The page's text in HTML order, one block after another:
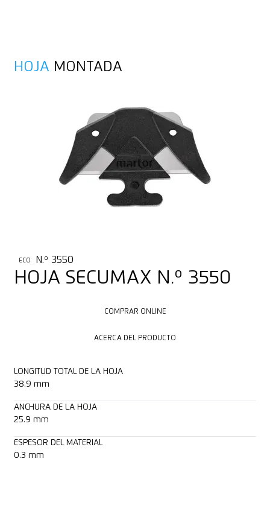
HOJA MONTADA
ECO N.º 3550
HOJA SECUMAX N.º 3550
COMPRAR ONLINE
ACERCA DEL PRODUCTO
LONGITUD TOTAL DE LA HOJA
38.9 mm
ANCHURA DE LA HOJA
25.9 mm
ESPESOR DEL MATERIAL
0.3 mm